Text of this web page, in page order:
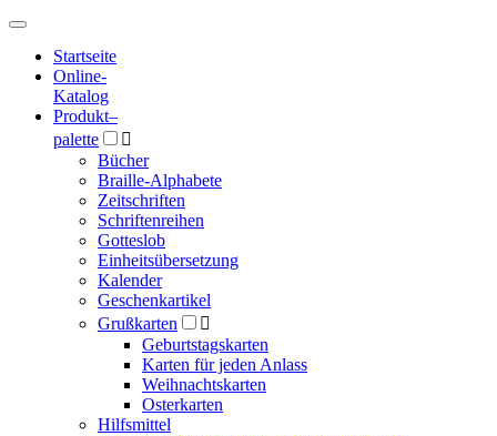
Hauptmenü
Hauptmenü
Startseite
Online-
Katalog
Produkt–
palette

Bücher
Braille-Alphabete
Zeitschriften
Schriftenreihen
Gotteslob
Einheitsübersetzung
Kalender
Geschenkartikel
Grußkarten

Geburtstagskarten
Karten für jeden Anlass
Weihnachtskarten
Osterkarten
Hilfsmittel